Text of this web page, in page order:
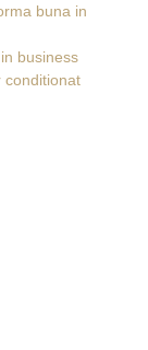
buna in
business
conditionat